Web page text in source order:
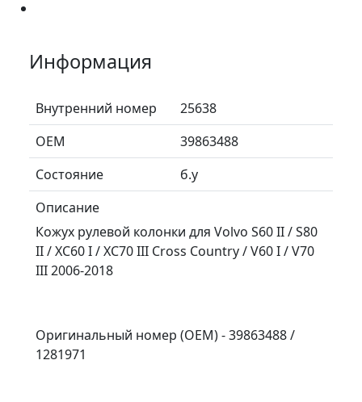
Информация
Внутренний номер
25638
ОЕМ
39863488
Состояние
б.у
Описание
Кожух рулевой колонки для Volvo S60 II / S80
II / XC60 I / XC70 III Cross Country / V60 I / V70
III 2006-2018
Оригинальный номер (OEM) - 39863488 /
1281971